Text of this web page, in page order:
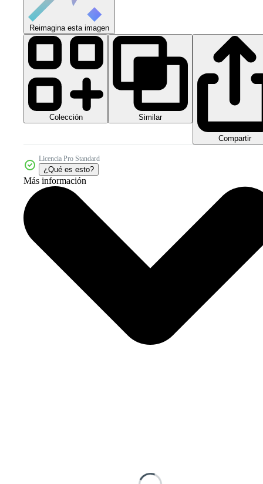
Reimagina esta imagen
Colección Similar
Compartir
Licencia Pro Standard
¿Qué es esto?
Más información